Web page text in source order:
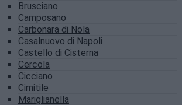
Brusciano
Camposano
Carbonara di Nola
Casalnuovo di Napoli
Castello di Cisterna
Cercola
Cicciano
Cimitile
Mariglianella